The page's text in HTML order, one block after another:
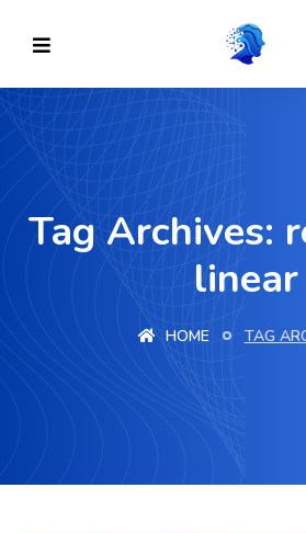
Tag Archives:
linear
HOME TAG